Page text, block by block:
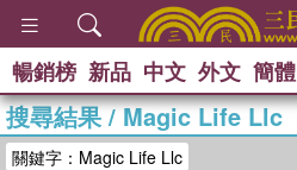
暢銷榜 新品 中文 外文 簡體
搜尋結果/Magic Life Llc
關鍵字：Magic Life Llc